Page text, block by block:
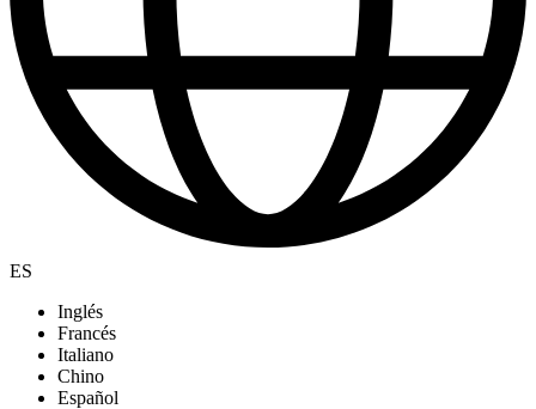
ES
Inglés
Francés
Italiano
Chino
Español